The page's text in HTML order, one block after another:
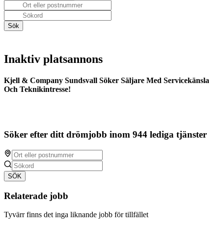
Inaktiv platsannons
Kjell & Company Sundsvall Söker Säljare Med Servicekänsla
Och Teknikintresse!
Söker efter ditt drömjobb inom 944 lediga tjänster
SÖK
Relaterade jobb
Tyvärr finns det inga liknande jobb för tillfället